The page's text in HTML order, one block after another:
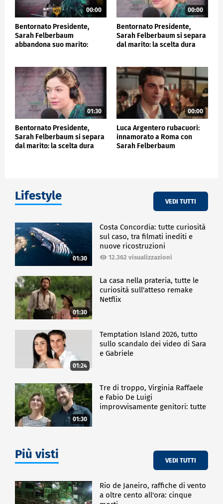
00:00
Bentornato Presidente,
Sarah Felberbaum
abbandona suo marito:
00:00
Bentornato Presidente,
Sarah Felberbaum si separa
dal marito: la scelta dura
01:30
Bentornato Presidente,
Sarah Felberbaum si separa
dal marito: la scelta dura
00:00
Luca Argentero rubacuori:
innamorato a Roma con
Sarah Felberbaum
Lifestyle VEDI TUTTI
01:30
Costa Concordia: tutte curiosità
sul caso, tra filmati inediti e
nuove ricostruzioni
12.362 visualizzazioni
01:30
La casa nella prateria, tutte le
curiosità sull'atteso remake
Netflix
01:24
Temptation Island 2026, tutto
sullo scandalo dei video di Sara
e Gabriele
01:30
Tre di troppo, Virginia Raffaele
e Fabio De Luigi
improvvisamente genitori: tutte
Più visti VEDI TUTTI
Rio de Janeiro, raffiche di vento
a oltre cento all'ora: cinque